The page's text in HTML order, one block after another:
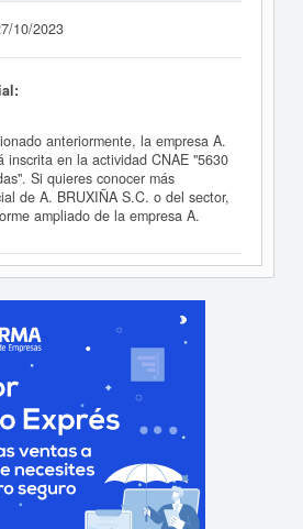
10/2023
anteriormente, la empresa A.
inscrita en la actividad CNAE "5630
Si quieres conocer más
de A. BRUXIÑA S.C. o del sector,
ampliado de la empresa A.